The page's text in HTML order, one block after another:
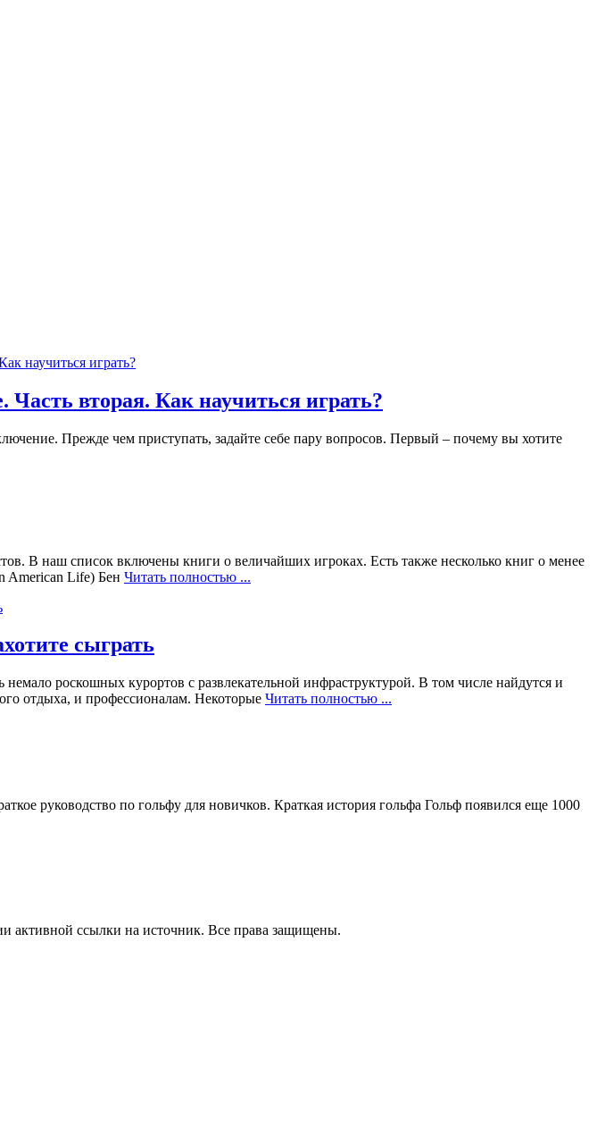
вторая. Как научиться играть?
Прежде чем приступать, задайте себе пару вопросов. Первый – почему вы хотите
В наш список включены книги о величайших игроках. Есть также несколько книг о менее
American Life) Бен Читать полностью ...
сыграть
роскошных курортов с развлекательной инфраструктурой. В том числе найдутся и
отдыха, и профессионалам. Некоторые Читать полностью ...
руководство по гольфу для новичков. Краткая история гольфа Гольф появился еще 1000
активной ссылки на источник. Все права защищены.